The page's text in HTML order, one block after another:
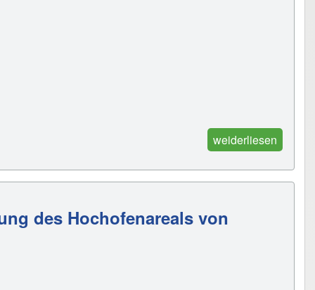
weiderliesen
des Hochofenareals von